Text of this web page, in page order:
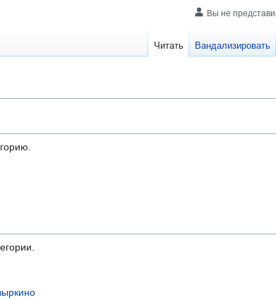
Вы не
Читать Вандализировать